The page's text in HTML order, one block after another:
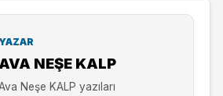
YAZAR
AVA NEŞE KALP
Neşe KALP yazıları